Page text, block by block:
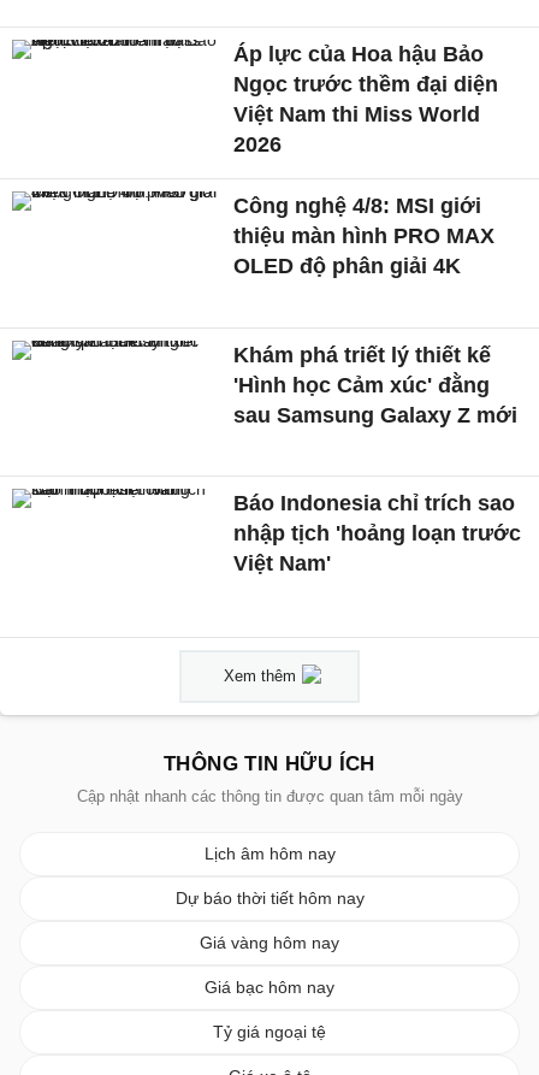
Áp lực của Hoa hậu Bảo
Ngọc trước thềm đại diện
Việt Nam thi Miss World
2026
Công nghệ 4/8: MSI giới
thiệu màn hình PRO MAX
OLED độ phân giải 4K
Khám phá triết lý thiết kế
'Hình học Cảm xúc' đằng
sau Samsung Galaxy Z mới
Báo Indonesia chỉ trích sao
nhập tịch 'hoảng loạn trước
Việt Nam'
Xem thêm
THÔNG TIN HỮU ÍCH
Cập nhật nhanh các thông tin được quan tâm mỗi ngày
Lịch âm hôm nay
Dự báo thời tiết hôm nay
Giá vàng hôm nay
Giá bạc hôm nay
Tỷ giá ngoại tệ